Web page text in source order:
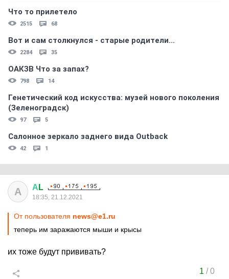
Что то прилетело
2515 68
Вот и сам столкнулся - старые родители...
2284 35
ОАКЗВ Что за запах?
798 14
Генетический код искусства: музей нового поколения
(Зеленоградск)
97 5
Салонное зеркало заднего вида Outback
42 1
А А L
18:35, 21.12.2021
От пользователя news@e1.ru
теперь им заражаются мыши и крысы
их тоже будут прививать?
1 /0